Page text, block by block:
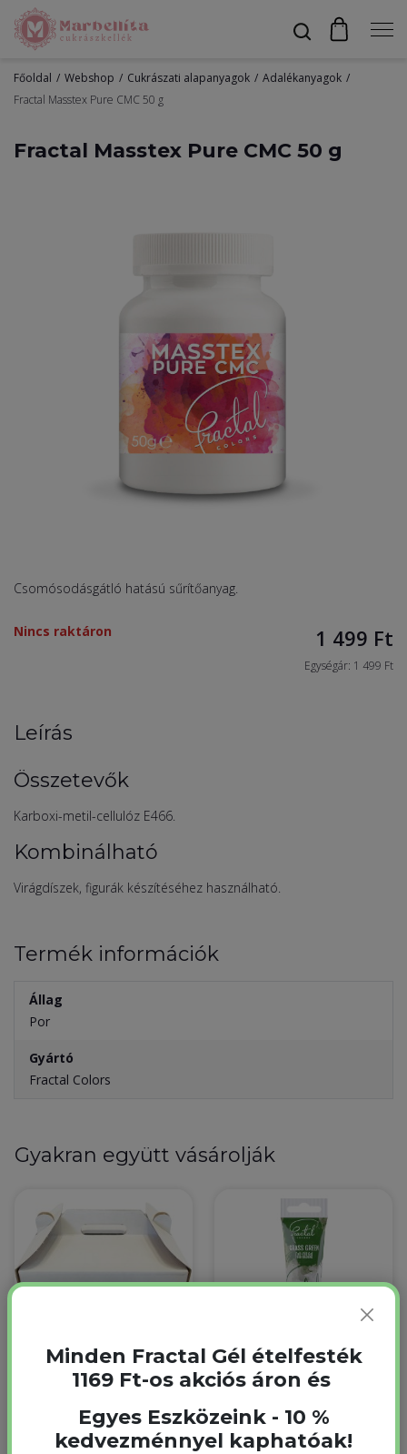
Profil
Főoldal Webshop Cukrászati alapanyagok
Adalékanyagok
Fractal Masstex Pure CMC 50 g
Fractal Masstex Pure CMC 50 g
Csomósodásgátló hatású sűrítőanyag.
1 499 Ft
Egységár: 1 499 Ft
Nincs raktáron
Leírás
Összetevők
Karboxi-metil-cellulóz E466.
Kombinálható
Virágdíszek, figurák készítéséhez használható.
Termék információk
Állag
Por
Gyártó
Fractal Colors
Gyakran együtt vásárolják
Tortadoboz
30x30x18 cm 1 db
Nincs raktáron
Fractal Grass Green
Sötétzöld Ételfesték
gél 30 g
30 g
Minden Fractal Gél ételfesték
1169 Ft-os akciós áron és
Egyes Eszközeink - 10 %
kedvezménnyel kaphatóak!